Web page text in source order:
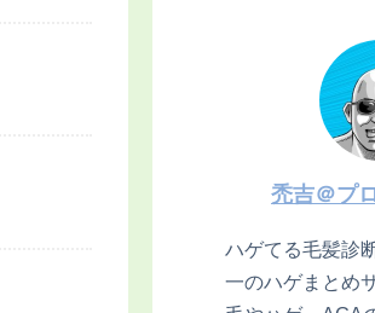
禿吉＠プ
ハゲてる毛髪診
一のハゲまとめ